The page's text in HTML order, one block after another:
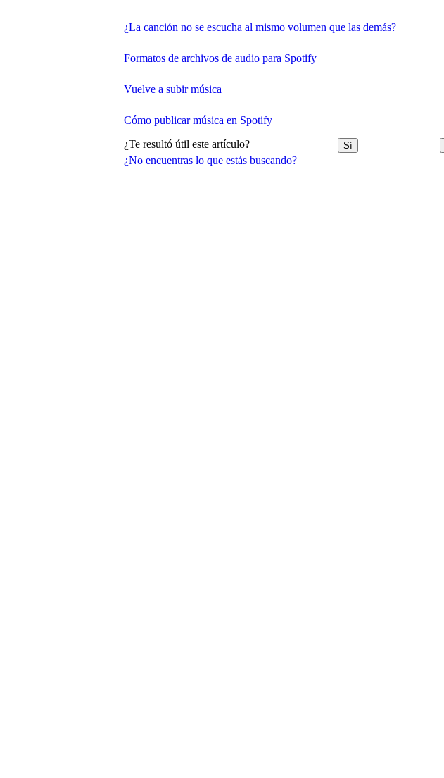
¿No encuentras lo que estás buscando?
¿La canción no se escucha al mismo volumen que las demás?
Formatos de archivos de audio para Spotify
Vuelve a subir música
Cómo publicar música en Spotify
¿Te resultó útil este artículo? Sí